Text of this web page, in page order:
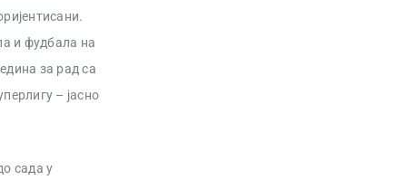
и фудбала на
за рад са
– јасно
сада у